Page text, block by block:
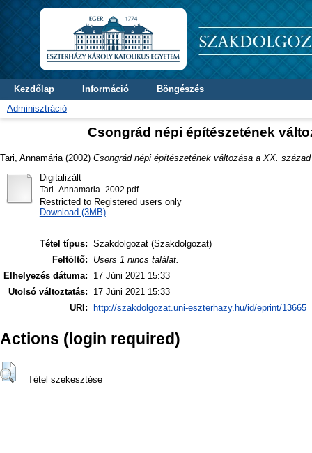
Kezdőlap Információ
Böngészés
Adminisztráció
Csongrád népi építészetének
Tari, Annamária (2002) Csongrád népi építészetének változása a XX.
Digitalizált
Tari_Annamaria_2002.pdf
Restricted to Registered users only
Download (3MB)
Tétel típus: Szakdolgozat (Szakdolgozat)
Feltöltő:
Users 1 nincs találat.
Elhelyezés dátuma:
17 Júni 2021 15:33
Utolsó változtatás:
17 Júni 2021 15:33
URI:
http://szakdolgozat.uni-eszterhazy.hu/id/eprint/13665
Actions (login required)
Tétel szekesztése